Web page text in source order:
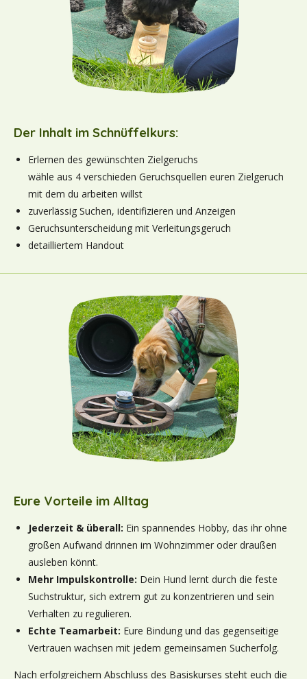
Der Inhalt im Schnüffelkurs:
Erlernen des gewünschten Zielgeruchs
wähle aus 4 verschieden Geruchsquellen euren Zielgeruch
mit dem du arbeiten willst
zuverlässig Suchen, identifizieren und Anzeigen
Geruchsunterscheidung mit Verleitungsgeruch
detailliertem Handout
Eure Vorteile im Alltag
Jederzeit & überall: Ein spannendes Hobby, das ihr ohne
großen Aufwand drinnen im Wohnzimmer oder draußen
ausleben könnt.
Mehr Impulskontrolle: Dein Hund lernt durch die feste
Suchstruktur, sich extrem gut zu konzentrieren und sein
Verhalten zu regulieren.
Echte Teamarbeit: Eure Bindung und das gegenseitige
Vertrauen wachsen mit jedem gemeinsamen Sucherfolg.
Nach erfolgreichem Abschluss des Basiskurses steht euch die